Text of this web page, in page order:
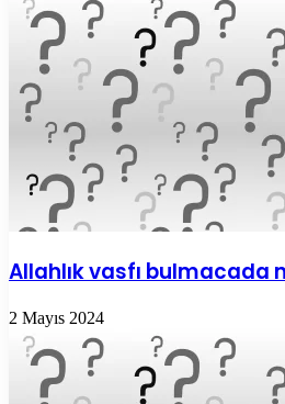
Allahlık vasfı bulmacada
2 Mayıs 2024